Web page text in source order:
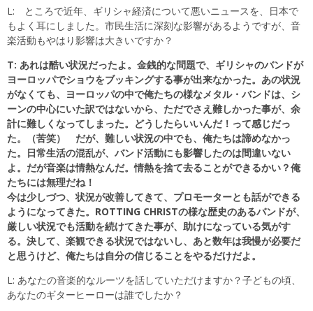
L: ところで近年、ギリシャ経済について悪いニュースを、日本で
もよく耳にしました。市民生活に深刻な影響があるようですが、音
楽活動もやはり影響は大きいですか？
T: あれは酷い状況だったよ。金銭的な問題で、ギリシャのバンドが
ヨーロッパでショウをブッキングする事が出来なかった。あの状況
がなくても、ヨーロッパの中で俺たちの様なメタル・バンドは、シ
ーンの中心にいた訳ではないから、ただでさえ難しかった事が、余
計に難しくなってしまった。どうしたらいいんだ！って感じだっ
た。（苦笑） だが、難しい状況の中でも、俺たちは諦めなかっ
た。日常生活の混乱が、バンド活動にも影響したのは間違いない
よ。だが音楽は情熱なんだ。情熱を捨て去ることができるかい？俺
たちには無理だね！
今は少しづつ、状況が改善してきて、プロモーターとも話ができる
ようになってきた。ROTTING CHRISTの様な歴史のあるバンドが、
厳しい状況でも活動を続けてきた事が、助けになっている気がす
る。決して、楽観できる状況ではないし、あと数年は我慢が必要だ
と思うけど、俺たちは自分の信じることをやるだけだよ。
L: あなたの音楽的なルーツを話していただけますか？子どもの頃、
あなたのギターヒーローは誰でしたか？